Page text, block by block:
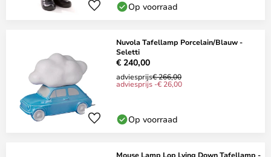
Op voorraad
Nuvola Tafellamp Porcelain/Blauw -
Seletti
€ 240,00
adviesprijs€ 266,00
adviesprijs -€ 26,00
Op voorraad
Mouse Lamp Lop Lying Down Tafellamp -